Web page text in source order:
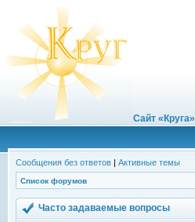
Сайт «Круга»
Сообщения без ответов | Активные темы
Список форумов
Часто задаваемые вопросы